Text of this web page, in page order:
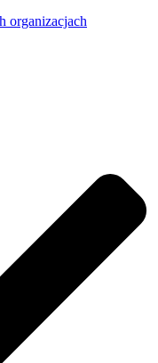
organizacjach